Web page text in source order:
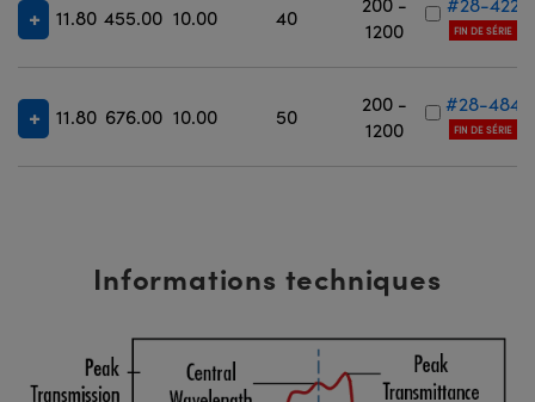
11.80 455.00 10.00 40
1200
FIN DE SÉRIE
11.80 676.00 10.00 50
200 -
1200
#28-484
FIN DE SÉRIE
Informations techniques